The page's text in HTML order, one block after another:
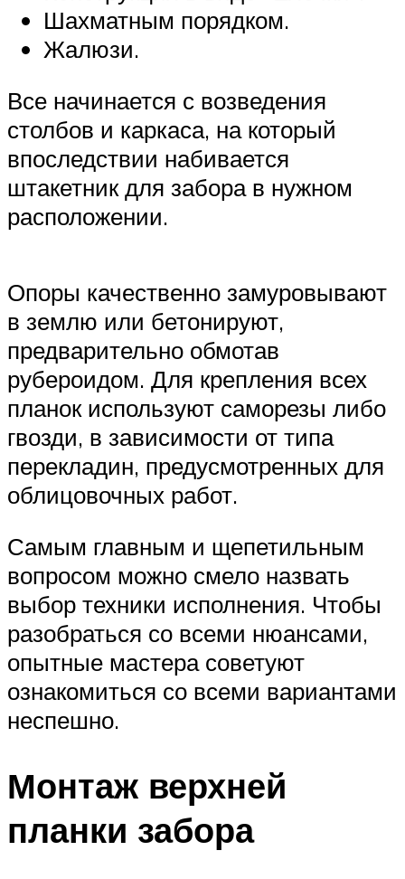
Шахматным порядком.
Жалюзи.
Все начинается с возведения
столбов и каркаса, на который
впоследствии набивается
штакетник для забора в нужном
расположении.
Опоры качественно замуровывают
в землю или бетонируют,
предварительно обмотав
рубероидом. Для крепления всех
планок используют саморезы либо
гвозди, в зависимости от типа
перекладин, предусмотренных для
облицовочных работ.
Самым главным и щепетильным
вопросом можно смело назвать
выбор техники исполнения. Чтобы
разобраться со всеми нюансами,
опытные мастера советуют
ознакомиться со всеми вариантами
неспешно.
Монтаж верхней
планки забора